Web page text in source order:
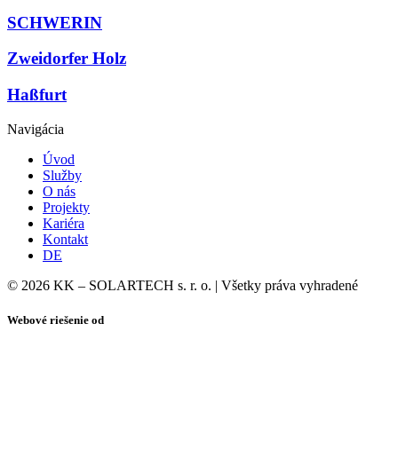
SCHWERIN
Zweidorfer Holz
Haßfurt
Navigácia
Úvod
Služby
O nás
Projekty
Kariéra
Kontakt
DE
© 2026 KK – SOLARTECH s. r. o. | Všetky práva vyhradené
Webové riešenie od